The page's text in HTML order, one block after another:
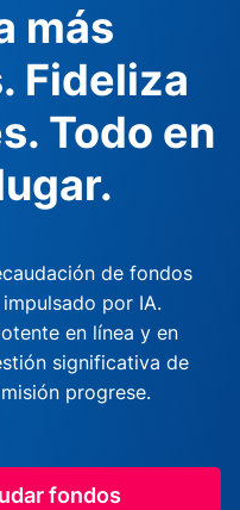
más
Fideliza
Todo en
de fondos
por IA.
en línea y en
significativa de
progrese.
fondos